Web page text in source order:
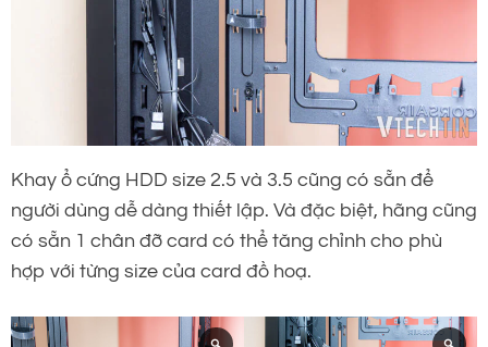
Khay ổ cứng HDD size 2.5 và 3.5 cũng có sẵn để
người dùng dễ dàng thiết lập. Và đặc biệt, hãng cũng
có sẵn 1 chân đỡ card có thể tăng chỉnh cho phù
hợp với từng size của card đồ hoạ.